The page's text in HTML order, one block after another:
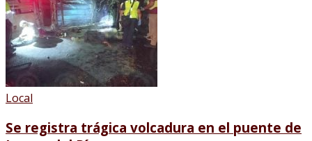
Local
Se registra trágica volcadura en el puente de